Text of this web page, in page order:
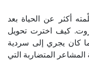
أكثر عن الحياة بعد
كيف اخترت تحويل
كان يجري إلى سردية
المتضاربة التي